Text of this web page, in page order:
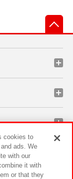
cookies to
ads. We
with our
it with
or that they